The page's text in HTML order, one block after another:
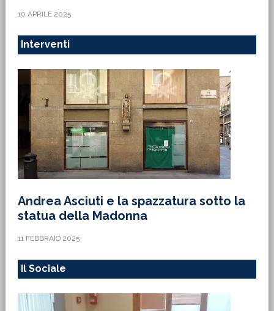
10 APRILE 2025
Interventi
Andrea Asciuti e la spazzatura sotto la
statua della Madonna
11 FEBBRAIO 2025
Il Sociale